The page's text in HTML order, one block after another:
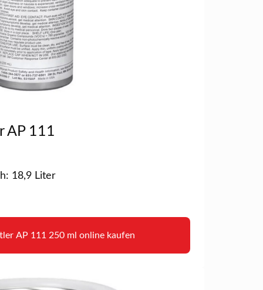
AP 111
18,9 Liter
AP 111 250 ml online kaufen